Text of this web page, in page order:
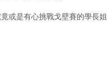
或是有心挑戰戈壁賽的學長姐